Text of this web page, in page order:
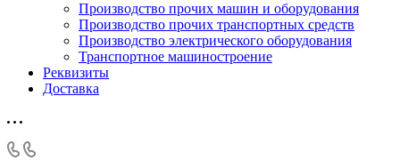
Производство прочих машин и оборудования
Производство прочих транспортных средств
Производство электрического оборудования
Транспортное машиностроение
Реквизиты
Доставка